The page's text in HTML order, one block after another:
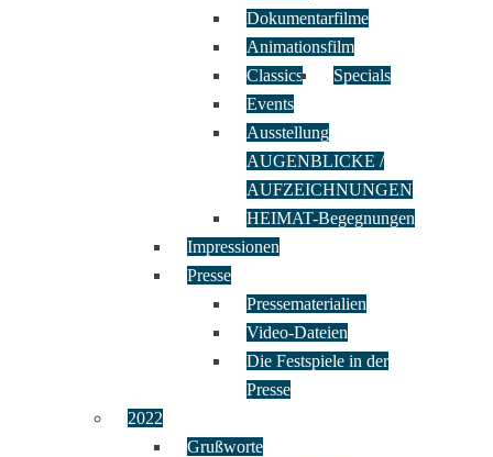
Dokumentarfilme
Animationsfilm
Classics
Specials
Events
Ausstellung
AUGENBLICKE /
AUFZEICHNUNGEN
HEIMAT-Begegnungen
Impressionen
Presse
Pressematerialien
Video-Dateien
Die Festspiele in der
Presse
2022
Grußworte